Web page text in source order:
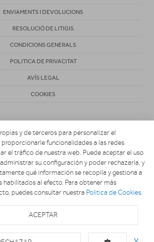
ENVIAMENTS I DEVOLUCIONS
RESOLUCIÓ DE LITIGIS
CONDICIONS GENERALS
POLITICA DE PRIVACITAT
AVÍS LEGAL
COOKIES
2026. BRESCÓ Y BLASI
y de terceros para personalizar el
funcionalidades a las redes
el tráfico de nuestra web. Puede aceptar el uso
su configuración y poder rechazarla, y
qué información se recopila y gestiona a
habilitados al efecto. Para obtener más
puedes consultar nuestra Política de Cookies.
ACEPTAR